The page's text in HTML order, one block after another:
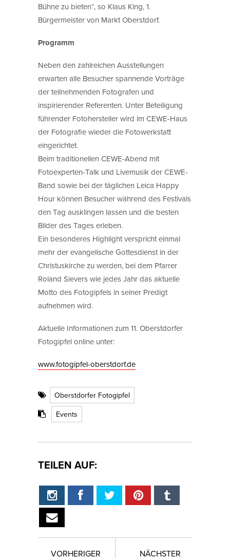
Bühne zu bieten“, so Klaus King, 1.
Bürgermeister von Markt Oberstdorf.
Programm
Neben den zahlreichen Ausstellungen
erwarten alle Besucher spannende Vorträge
der teilnehmenden Fotografen und
inspirierender Referenten. Unter Beteiligung
führender Fotohersteller wird im CEWE-Haus
der Fotografie wieder die Fotowerkstatt
eingerichtet.
Beim traditionellen CEWE-Abend mit
Fotoexperten-Talk und Livemusik der CEWE-
Band sowie bei der täglichen Leica Happy
Hour können Besucher während des Festivals
den Tag ausklingen lassen und die besten
Bilder des Tages erleben.
Ein besonderes Highlight verspricht einmal
mehr der evangelische Gottesdienst in der
Christuskirche zu werden, bei dem Pfarrer
Roland Sievers wie jedes Jahr das aktuelle
Motto des Fotogipfels in seiner Predigt
aufnehmen wird.
Aktuelle Informationen zum 11. Oberstdorfer
Fotogipfel online unter:
www.fotogipfel-oberstdorf.de
Oberstdorfer Fotogipfel
Events
TEILEN AUF:
VORHERIGER NÄCHSTER